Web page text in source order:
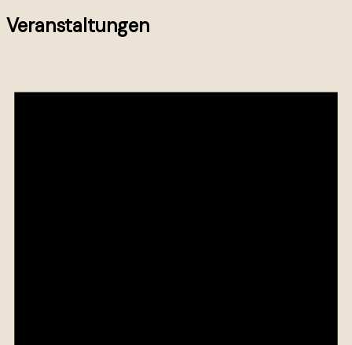
Veranstaltungen